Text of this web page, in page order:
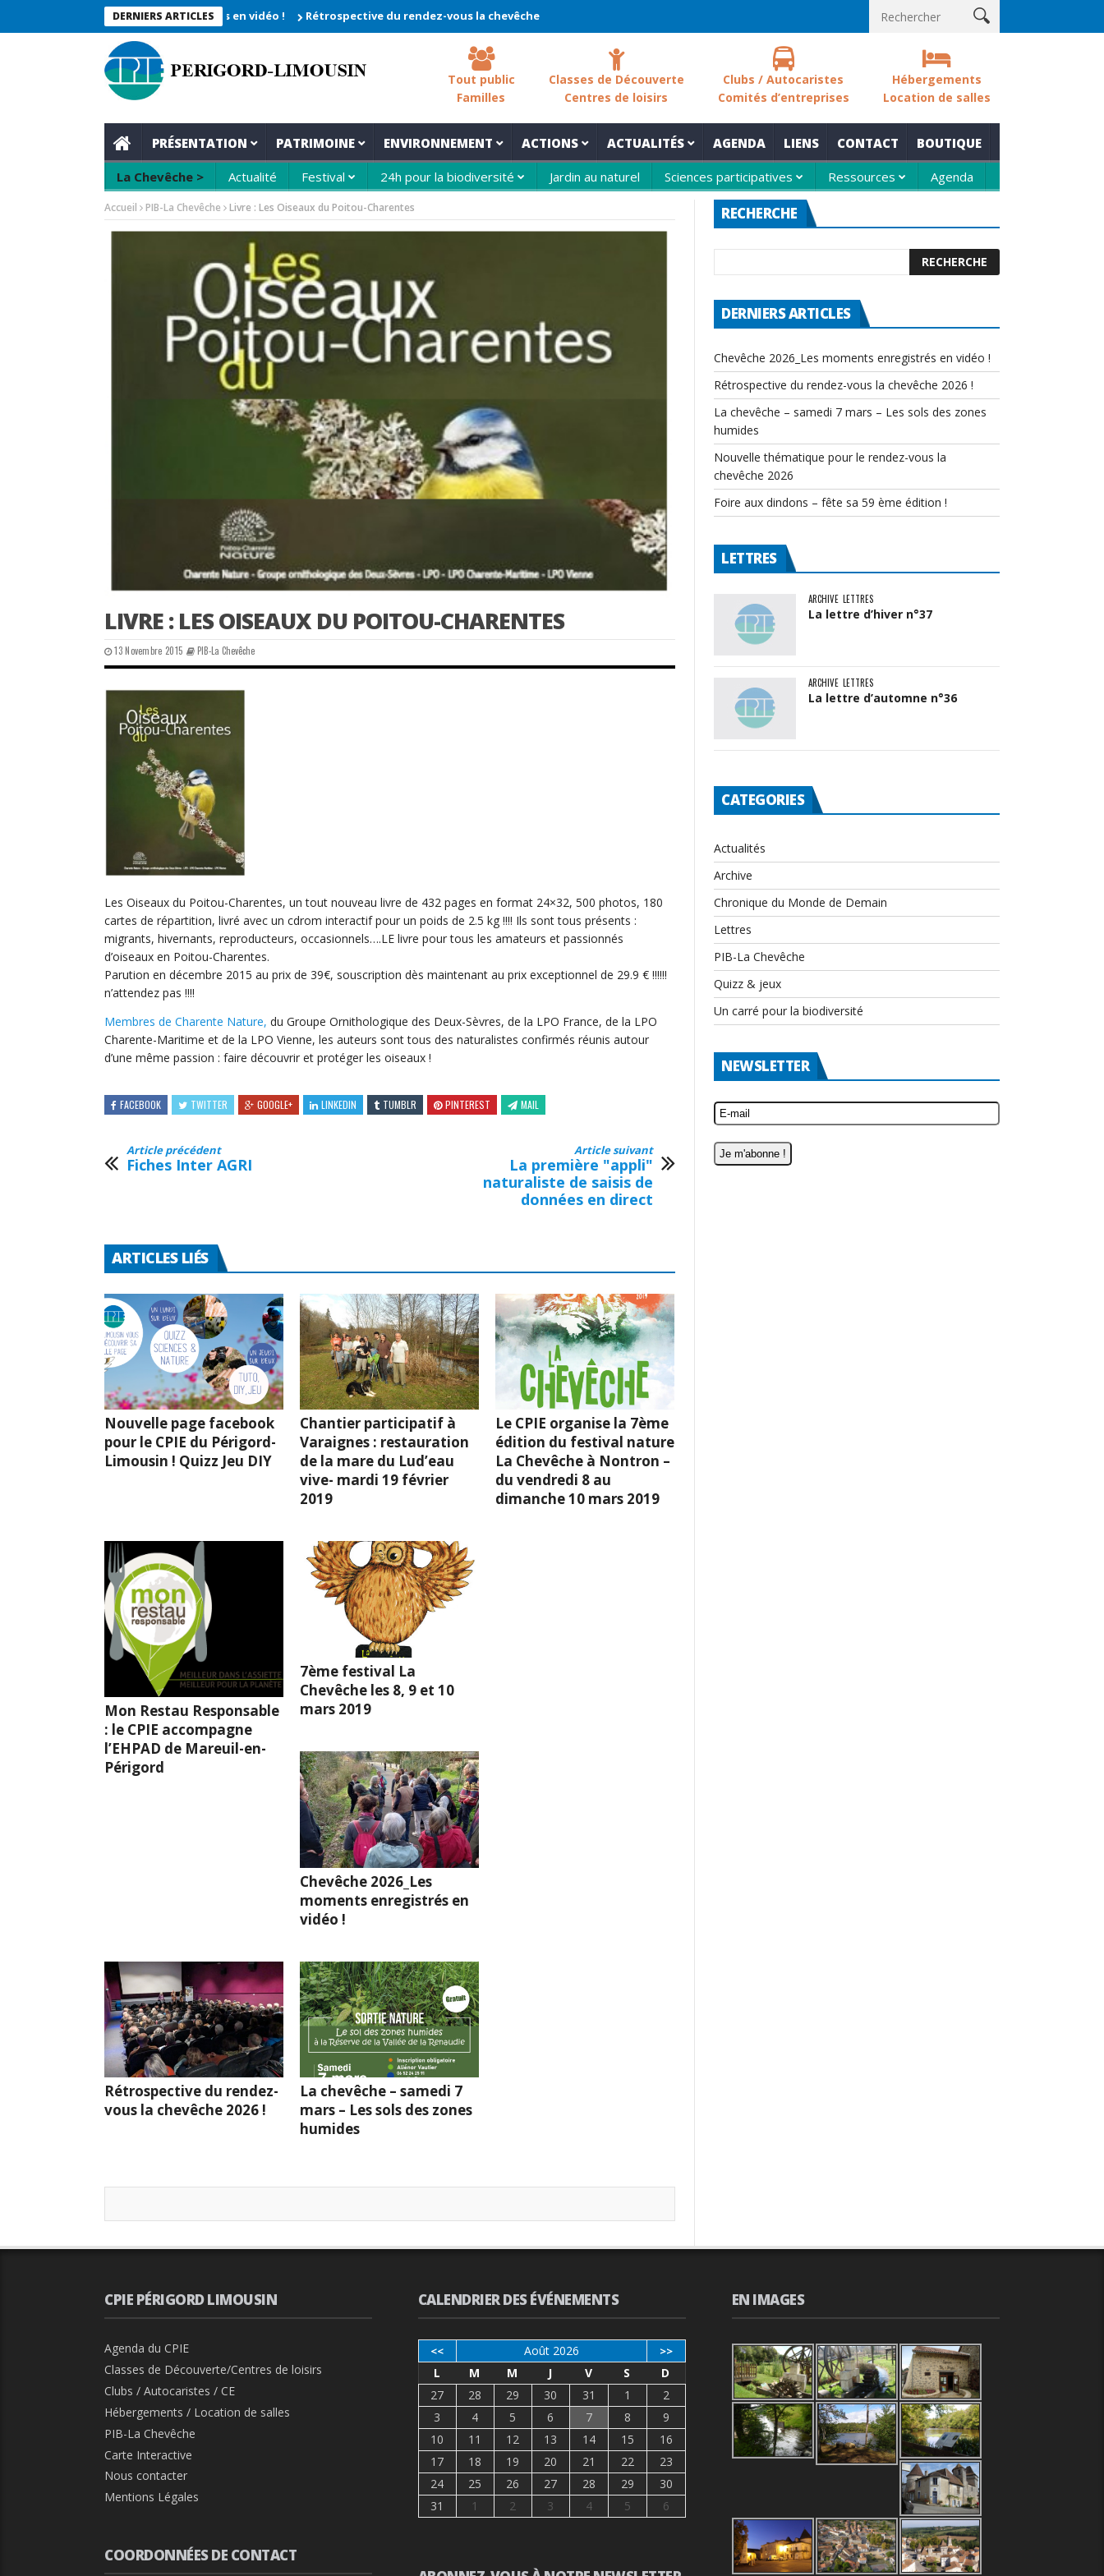
DERNIERS ARTICLES
2026_Les moments enregistrés en vidéo ! Rétrospective du rendez-vous la chevêche 2026 ! Nouvelle thématique pour le rendez-
Tout public
Familles
Classes de Découverte
Centres de loisirs
Clubs / Autocaristes
Comités d’entreprises
Hébergements
Location de salles
PRÉSENTATION PATRIMOINE ENVIRONNEMENT ACTIONS ACTUALITÉS AGENDA LIENS CONTACT BOUTIQUE
La Chevêche > Actualité Festival 24h pour la biodiversité Jardin au naturel Sciences participatives Ressources Agenda
Accueil PIB-La Chevêche Livre : Les Oiseaux du Poitou-Charentes
LIVRE : LES OISEAUX DU POITOU-CHARENTES
13 Novembre 2015 PIB-La Chevêche
Les Oiseaux du Poitou-Charentes, un tout nouveau livre de 432 pages en format 24×32, 500 photos, 180
cartes de répartition, livré avec un cdrom interactif pour un poids de 2.5 kg !!!! Ils sont tous présents :
migrants, hivernants, reproducteurs, occasionnels….LE livre pour tous les amateurs et passionnés
d’oiseaux en Poitou-Charentes.
Parution en décembre 2015 au prix de 39€, souscription dès maintenant au prix exceptionnel de 29.9 € !!!!!!
n’attendez pas !!!!
Membres de Charente Nature, du Groupe Ornithologique des Deux-Sèvres, de la LPO France, de la LPO
Charente-Maritime et de la LPO Vienne, les auteurs sont tous des naturalistes confirmés réunis autour
d’une même passion : faire découvrir et protéger les oiseaux !
FACEBOOK TWITTER GOOGLE+ LINKEDIN TUMBLR PINTEREST MAIL
Article précédent
Fiches Inter AGRI
Article suivant
La première "appli"
naturaliste de saisis de
données en direct
ARTICLES LIÉS
Nouvelle page facebook
pour le CPIE du Périgord-
Limousin ! Quizz Jeu DIY
Chantier participatif à
Varaignes : restauration
de la mare du Lud’eau
vive- mardi 19 février
2019
Le CPIE organise la 7ème
édition du festival nature
La Chevêche à Nontron –
du vendredi 8 au
dimanche 10 mars 2019
Mon Restau Responsable
: le CPIE accompagne
l’EHPAD de Mareuil-en-
Périgord
7ème festival La
Chevêche les 8, 9 et 10
mars 2019
Chevêche 2026_Les
moments enregistrés en
vidéo !
Rétrospective du rendez-
vous la chevêche 2026 !
La chevêche – samedi 7
mars – Les sols des zones
humides
RECHERCHE
DERNIERS ARTICLES
Chevêche 2026_Les moments enregistrés en vidéo !
Rétrospective du rendez-vous la chevêche 2026 !
La chevêche – samedi 7 mars – Les sols des zones
humides
Nouvelle thématique pour le rendez-vous la
chevêche 2026
Foire aux dindons – fête sa 59 ème édition !
LETTRES
ARCHIVE LETTRES
La lettre d’hiver n°37
ARCHIVE LETTRES
La lettre d’automne n°36
CATEGORIES
Actualités
Archive
Chronique du Monde de Demain
Lettres
PIB-La Chevêche
Quizz & jeux
Un carré pour la biodiversité
NEWSLETTER
CPIE PÉRIGORD LIMOUSIN
Agenda du CPIE
Classes de Découverte/Centres de loisirs
Clubs / Autocaristes / CE
Hébergements / Location de salles
PIB-La Chevêche
Carte Interactive
Nous contacter
Mentions Légales
COORDONNÉES DE CONTACT
CALENDRIER DES ÉVÉNEMENTS
<< Août 2026 >>
L M M J V S
D
27
28 29 30 31 1
2
3
4 5 6 7 8
9
10
11 12 13 14 15
16
17
18 19 20 21 22
23
24
25 26 27 28 29
30
31
1 2 3 4 5 6
EN IMAGES